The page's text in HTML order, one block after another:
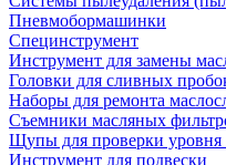
Пневмобормашинки
Специнструмент
Инструмент для замены
Головки для сливных
Наборы для ремонта
Съемники масляных
Щупы для проверки уровня
Инструмент для подвески